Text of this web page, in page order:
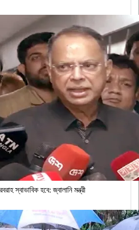
স্বাভাবিক হবে: জ্বালানি মন্ত্রী